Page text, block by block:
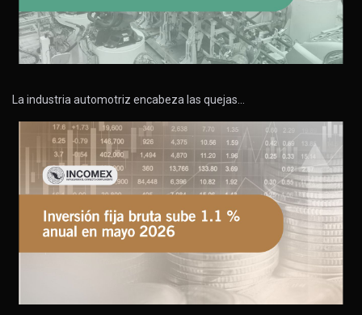
La industria automotriz encabeza las quejas…